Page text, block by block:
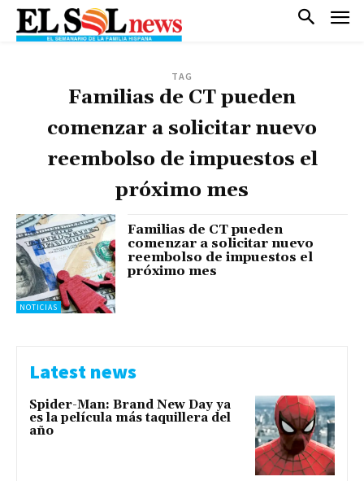
TAG
Familias de CT pueden
comenzar a solicitar nuevo
reembolso de impuestos el
próximo mes
NOTICIAS
Familias de CT pueden
comenzar a solicitar nuevo
reembolso de impuestos el
próximo mes
Latest news
Spider-Man: Brand New Day ya
es la película más taquillera del
año